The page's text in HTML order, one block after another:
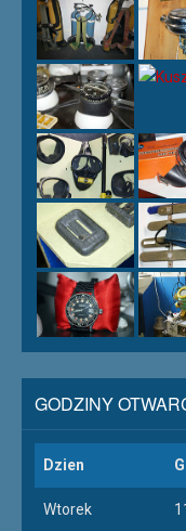
GODZINY
Dzien
Wtorek